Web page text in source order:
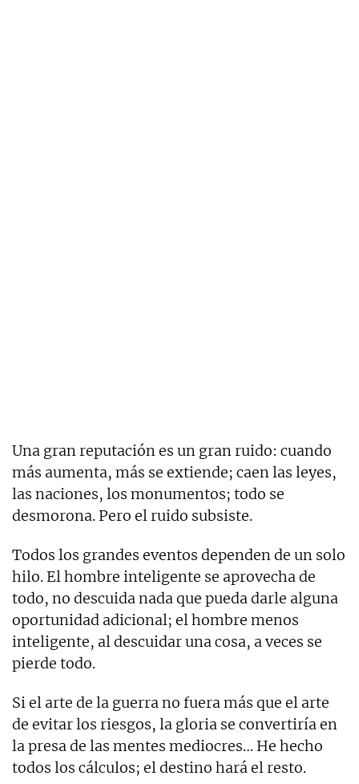
Una gran reputación es un gran ruido: cuando
más aumenta, más se extiende; caen las leyes,
las naciones, los monumentos; todo se
desmorona. Pero el ruido subsiste.
Todos los grandes eventos dependen de un solo
hilo. El hombre inteligente se aprovecha de
todo, no descuida nada que pueda darle alguna
oportunidad adicional; el hombre menos
inteligente, al descuidar una cosa, a veces se
pierde todo.
Si el arte de la guerra no fuera más que el arte
de evitar los riesgos, la gloria se convertiría en
la presa de las mentes mediocres… He hecho
todos los cálculos; el destino hará el resto.